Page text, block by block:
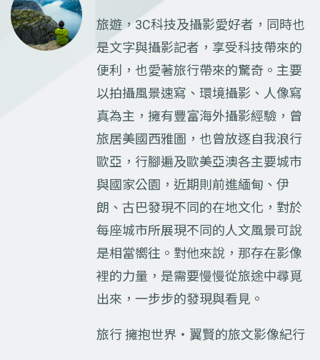
旅遊，3C科技及攝影愛好者，同時也
是文字與攝影記者，享受科技帶來的
便利，也愛著旅行帶來的驚奇。主要
以拍攝風景速寫、環境攝影、人像寫
真為主，擁有豐富海外攝影經驗，曾
旅居美國西雅圖，也曾放逐自我浪行
歐亞，行腳遍及歐美亞澳各主要城市
與國家公園，近期則前進緬甸、伊
朗、古巴發現不同的在地文化，對於
每座城市所展現不同的人文風景可說
是相當嚮往。對他來說，那存在影像
裡的力量，是需要慢慢從旅途中尋覓
出來，一步步的發現與看見。
旅行 擁抱世界‧翼賢的旅文影像紀行